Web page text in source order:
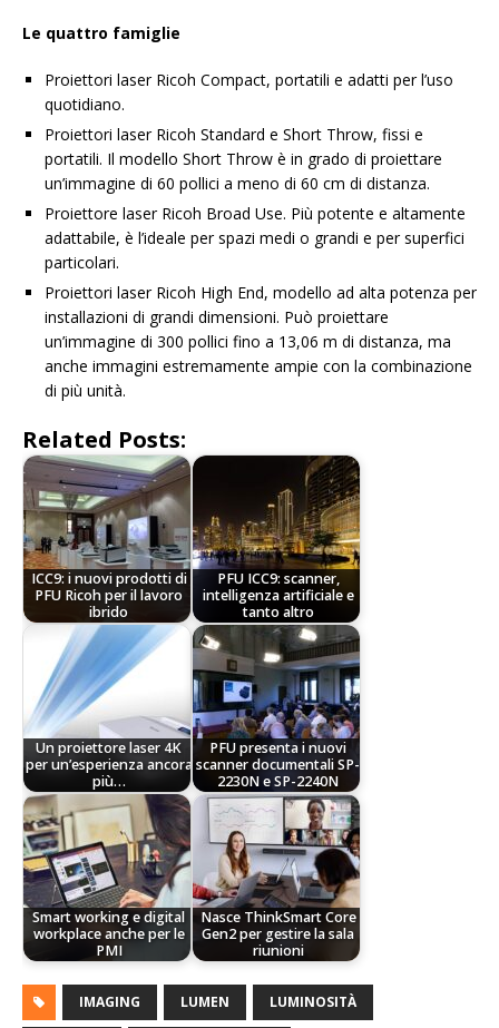
Le quattro famiglie
Proiettori laser Ricoh Compact, portatili e adatti per l’uso
quotidiano.
Proiettori laser Ricoh Standard e Short Throw, fissi e
portatili. Il modello Short Throw è in grado di proiettare
un’immagine di 60 pollici a meno di 60 cm di distanza.
Proiettore laser Ricoh Broad Use. Più potente e altamente
adattabile, è l’ideale per spazi medi o grandi e per superfici
particolari.
Proiettori laser Ricoh High End, modello ad alta potenza per
installazioni di grandi dimensioni. Può proiettare
un’immagine di 300 pollici fino a 13,06 m di distanza, ma
anche immagini estremamente ampie con la combinazione
di più unità.
Related Posts:
ICC9: i nuovi prodotti di
PFU Ricoh per il lavoro
ibrido
PFU ICC9: scanner,
intelligenza artificiale e
tanto altro
Un proiettore laser 4K
per un’esperienza ancora
più…
PFU presenta i nuovi
scanner documentali SP-
2230N e SP-2240N
Smart working e digital
workplace anche per le
PMI
Nasce ThinkSmart Core
Gen2 per gestire la sala
riunioni
IMAGING LUMEN LUMINOSITÀ